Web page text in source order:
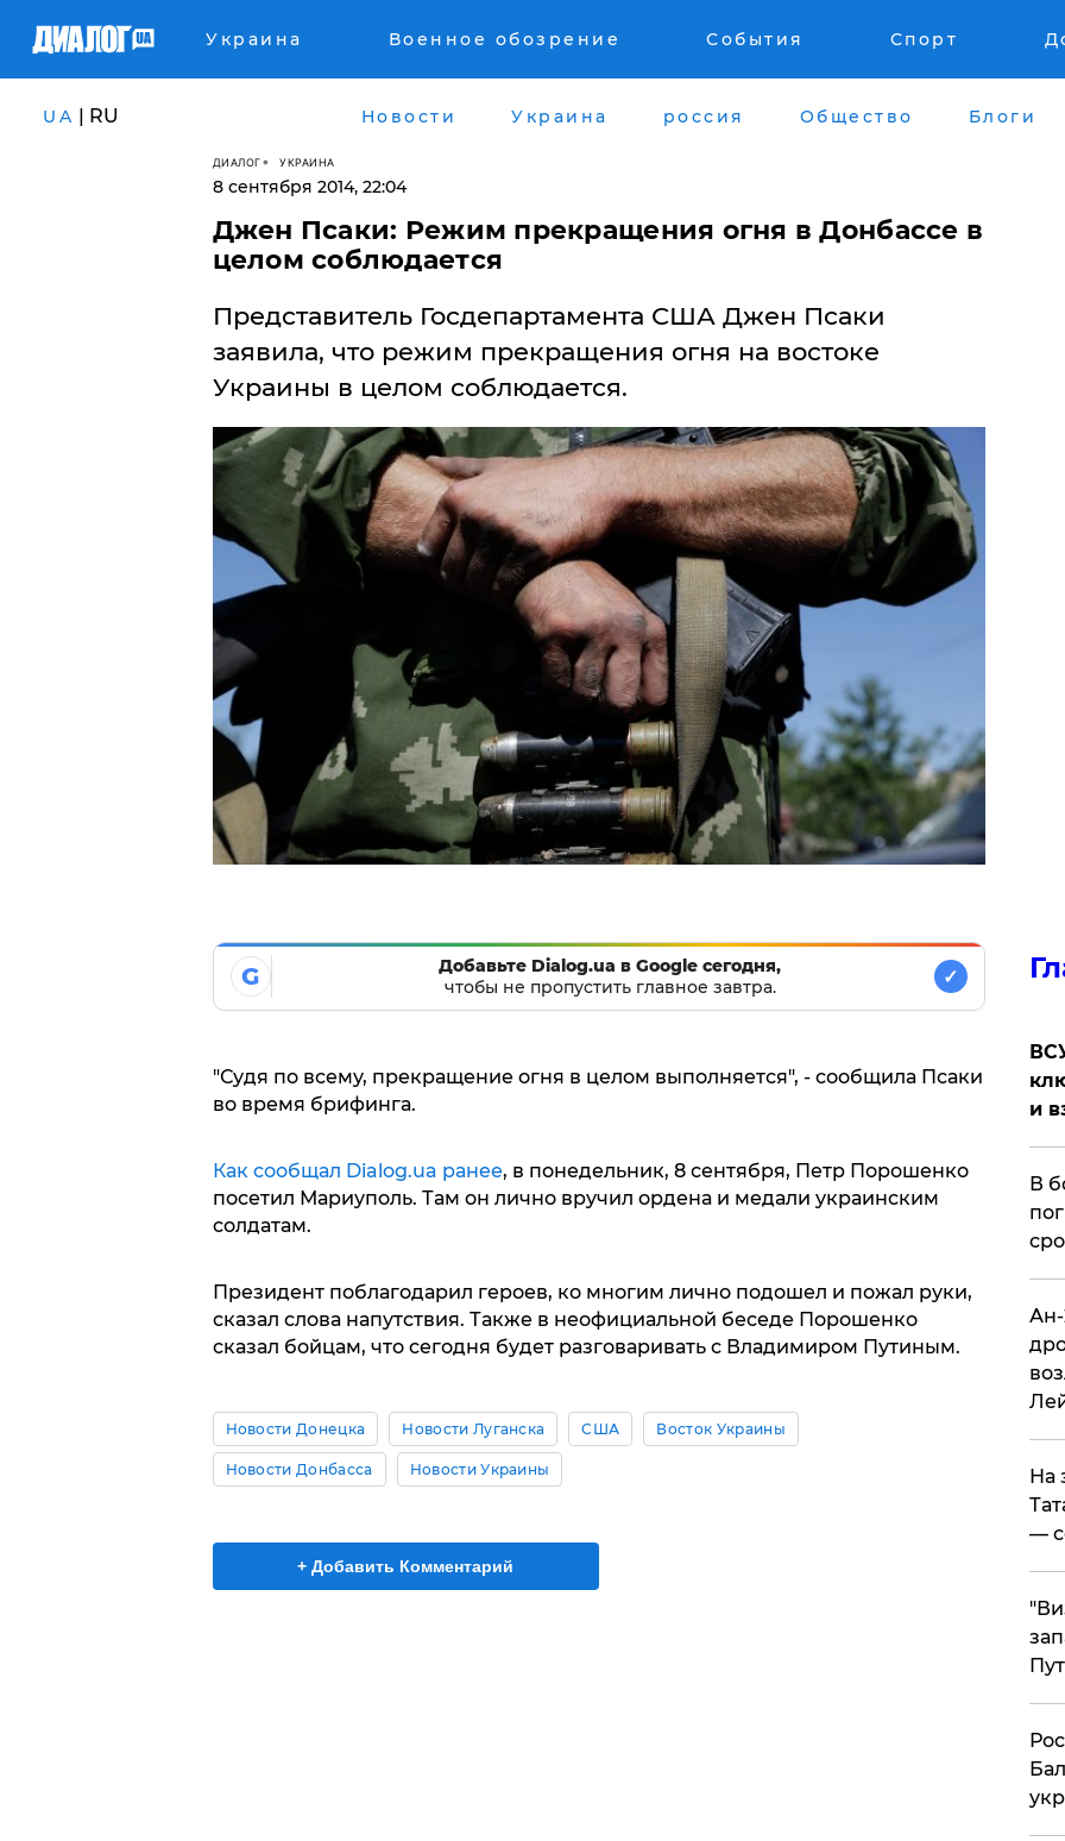
Украина Военное обозрение События Спорт
UA | RU Новости Украина россия Общество Блоги
ДИАЛОГ УКРАИНА
8 сентября 2014, 22:04
Джен Псаки: Режим прекращения огня в Донбассе в
целом соблюдается
Представитель Госдепартамента США Джен Псаки
заявила, что режим прекращения огня на востоке
Украины в целом соблюдается.
G
Добавьте Dialog.ua в Google сегодня,
чтобы не пропустить главное завтра.
✓
"Судя по всему, прекращение огня в целом выполняется", - сообщила Псаки
во время брифинга.
Как сообщал Dialog.ua ранее, в понедельник, 8 сентября, Петр Порошенко
посетил Мариуполь. Там он лично вручил ордена и медали украинским
солдатам.
Президент поблагодарил героев, ко многим лично подошел и пожал руки,
сказал слова напутствия. Также в неофициальной беседе Порошенко
сказал бойцам, что сегодня будет разговаривать с Владимиром Путиным.
Новости Донецка Новости Луганска США Восток Украины
Новости Донбасса Новости Украины
+ Добавить Комментарий
и
В
Ан-
На
—